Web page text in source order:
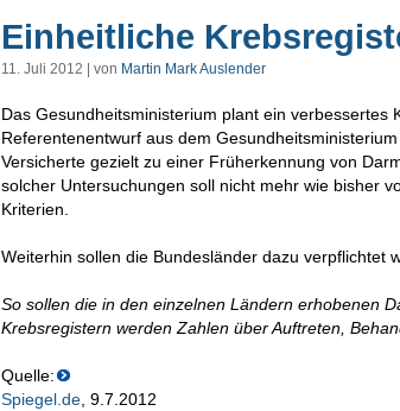
Einheitliche
11. Juli 2012 | von Martin Mark Auslender
Das Gesundheitsministerium plant ein
Referentenentwurf aus dem
Versicherte gezielt zu einer Früherkennung von
solcher Untersuchungen soll nicht mehr wie bisher
Kriterien.
Weiterhin sollen die Bundesländer dazu verpflichtet
So sollen die in den einzelnen Ländern erhobenen
Krebsregistern werden Zahlen über Auftreten,
Quelle:
Spiegel.de, 9.7.2012